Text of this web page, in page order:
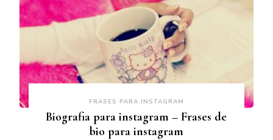
FRASES PARA INSTAGRAM
Biografia para instagram – Frases de
bio para instagram